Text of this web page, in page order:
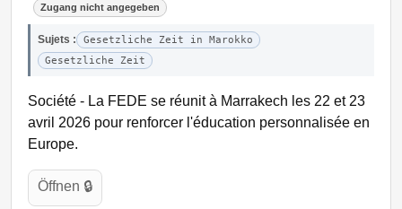
Zugang nicht angegeben
Sujets :
Gesetzliche Zeit in Marokko
Gesetzliche Zeit
Société - La FEDE se réunit à Marrakech les 22 et 23
avril 2026 pour renforcer l'éducation personnalisée en
Europe.
Öffnen 🔒